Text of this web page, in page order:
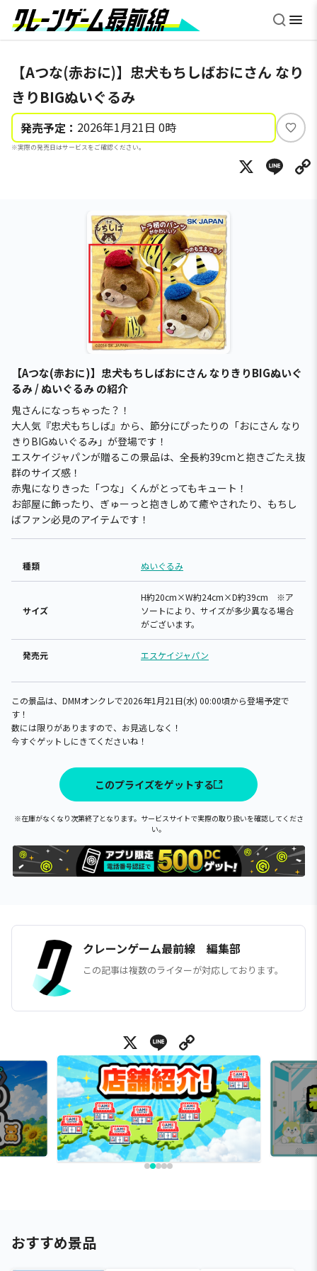
【Aつな(赤おに)】忠犬もちしばおにさん なり
きりBIGぬいぐるみ
発売予定： 2026年1月21日 0時
※実際の発売日はサービスをご確認ください。
い
ね
X
【Aつな(赤おに)】忠犬もちしばおにさん なりきりBIGぬいぐ
るみ / ぬいぐるみ の紹介
鬼さんになっちゃった？！
大人気『忠犬もちしば』から、節分にぴったりの「おにさん なり
きりBIGぬいぐるみ」が登場です！
エスケイジャパンが贈るこの景品は、全長約39cmと抱きごたえ抜
群のサイズ感！
赤鬼になりきった「つな」くんがとってもキュート！
お部屋に飾ったり、ぎゅーっと抱きしめて癒やされたり、もちし
ばファン必見のアイテムです！
種類 ぬいぐるみ
サイズ
H約20cm×W約24cm×D約39cm ※ア
ソートにより、サイズが多少異なる場合
がございます。
発売元 エスケイジャパン
この景品は、DMMオンクレで2026年1月21日(水) 00:00頃から登場予定で
す！
数には限りがありますので、お見逃しなく！
今すぐゲットしにきてくださいね！
このプライズをゲットする
※在庫がなくなり次第終了となります。サービスサイトで実際の取り扱いを確認してくださ
い。
クレーンゲーム最前線 編集部
この記事は複数のライターが対応しております。
X Line
おすすめ景品